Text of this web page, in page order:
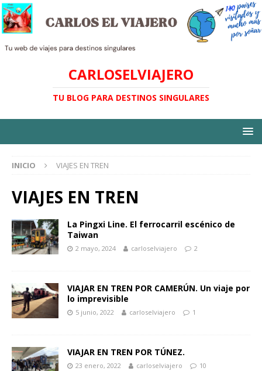
CARLOSELVIAJERO
TU BLOG PARA DESTINOS SINGULARES
INICIO VIAJES EN TREN
VIAJES EN TREN
La Pingxi Line. El ferrocarril escénico de
Taiwan
2 mayo, 2024 carloselviajero 2
VIAJAR EN TREN POR CAMERÚN. Un viaje por
lo imprevisible
5 junio, 2022 carloselviajero 1
VIAJAR EN TREN POR TÚNEZ.
23 enero, 2022 carloselviajero 10